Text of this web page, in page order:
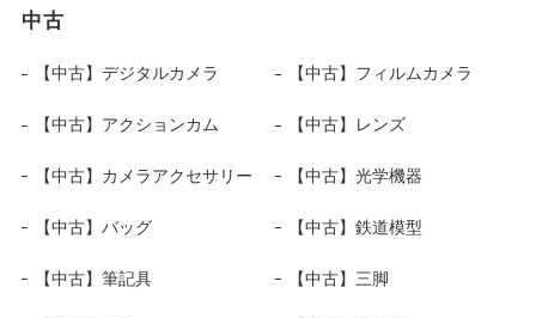
中古
【中古】デジタルカメラ 【中古】フィルムカメラ
【中古】アクションカム 【中古】レンズ
【中古】カメラアクセサリー 【中古】光学機器
【中古】バッグ 【中古】鉄道模型
【中古】筆記具 【中古】三脚